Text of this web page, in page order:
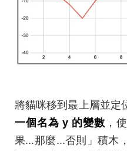
將貓咪移到最上層並定
一個名為 y 的變數 ，
果...那麼...否則」積木